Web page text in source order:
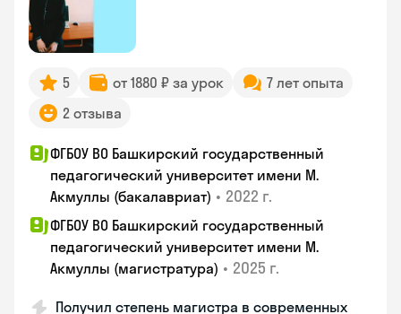
5 от 1880 ₽ за урок
7 лет опыта
2 отзыва
ФГБОУ ВО Башкирский государственный
педагогический университет имени М.
Акмуллы (бакалавриат) • 2022 г.
ФГБОУ ВО Башкирский государственный
педагогический университет имени М.
Акмуллы (магистратура) • 2025 г.
Получил степень магистра в современных